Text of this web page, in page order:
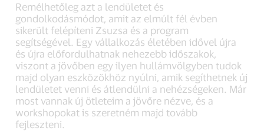
Remélhetőleg azt a lendületet és
gondolkodásmódot, amit az elmúlt fél évben
sikerült felépíteni Zsuzsa és a program
segítségével. Egy vállalkozás életében idővel újra
és újra előfordulhatnak nehezebb időszakok,
viszont a jövőben egy ilyen hullámvölgyben tudok
majd olyan eszközökhöz nyúlni, amik segíthetnek új
lendületet venni és átlendülni a nehézségeken. Már
most vannak új ötleteim a jövőre nézve, és a
workshopokat is szeretném majd tovább
fejleszteni.